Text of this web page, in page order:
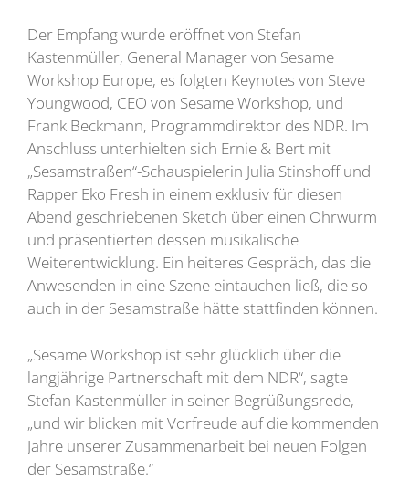
Der Empfang wurde eröffnet von Stefan
Kastenmüller, General Manager von Sesame
Workshop Europe, es folgten Keynotes von Steve
Youngwood, CEO von Sesame Workshop, und
Frank Beckmann, Programmdirektor des NDR. Im
Anschluss unterhielten sich Ernie & Bert mit
„Sesamstraßen“-Schauspielerin Julia Stinshoff und
Rapper Eko Fresh in einem exklusiv für diesen
Abend geschriebenen Sketch über einen Ohrwurm
und präsentierten dessen musikalische
Weiterentwicklung. Ein heiteres Gespräch, das die
Anwesenden in eine Szene eintauchen ließ, die so
auch in der Sesamstraße hätte stattfinden können.
„Sesame Workshop ist sehr glücklich über die
langjährige Partnerschaft mit dem NDR“, sagte
Stefan Kastenmüller in seiner Begrüßungsrede,
„und wir blicken mit Vorfreude auf die kommenden
Jahre unserer Zusammenarbeit bei neuen Folgen
der Sesamstraße.“